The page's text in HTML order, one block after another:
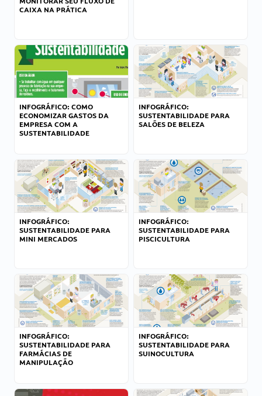
CAIXA NA PRÁTICA
INFOGRÁFICO: COMO
ECONOMIZAR GASTOS DA
EMPRESA COM A
SUSTENTABILIDADE
INFOGRÁFICO:
SUSTENTABILIDADE PARA
SALÕES DE BELEZA
INFOGRÁFICO:
SUSTENTABILIDADE PARA
MINI MERCADOS
INFOGRÁFICO:
SUSTENTABILIDADE PARA
PISCICULTURA
INFOGRÁFICO:
SUSTENTABILIDADE PARA
FARMÁCIAS DE
MANIPULAÇÃO
INFOGRÁFICO:
SUSTENTABILIDADE PARA
SUINOCULTURA